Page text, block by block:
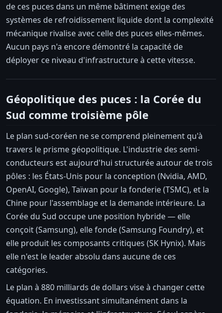
de ces puces dans un même bâtiment exige des
systèmes de refroidissement liquide dont la complexité
mécanique rivalise avec celle des puces elles-mêmes.
Aucun pays n'a encore démontré la capacité de
déployer ce niveau d'infrastructure à cette vitesse.
Géopolitique des puces : la Corée du
Sud comme troisième pôle
Le plan sud-coréen ne se comprend pleinement qu'à
travers le prisme géopolitique. L'industrie des semi-
conducteurs est aujourd'hui structurée autour de trois
pôles : les États-Unis pour la conception (Nvidia, AMD,
OpenAI, Google), Taïwan pour la fonderie (TSMC), et la
Chine pour l'assemblage et la demande intérieure. La
Corée du Sud occupe une position hybride — elle
conçoit (Samsung), elle fonde (Samsung Foundry), et
elle produit les composants critiques (SK Hynix). Mais
elle n'est le leader absolu dans aucune de ces
catégories.
Le plan à 880 milliards de dollars vise à changer cette
équation. En investissant simultanément dans la